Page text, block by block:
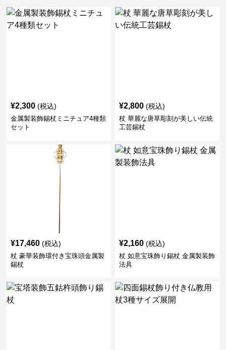
¥2,300 (税込)
金属製装飾錫杖ミニチュア4種類
セット
¥2,800 (税込)
杖 華麗な唐草彫刻が美しい伝統
工芸錫杖
¥17,460 (税込)
杖 豪華装飾環付き宝珠頭金属製
錫杖
¥2,160 (税込)
杖 如意宝珠飾り錫杖 金属製装飾
法具